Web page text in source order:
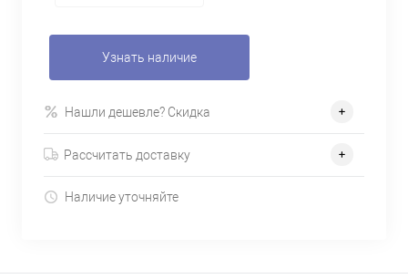
Узнать наличие
Нашли дешевле? Скидка
Рассчитать доставку
Наличие уточняйте